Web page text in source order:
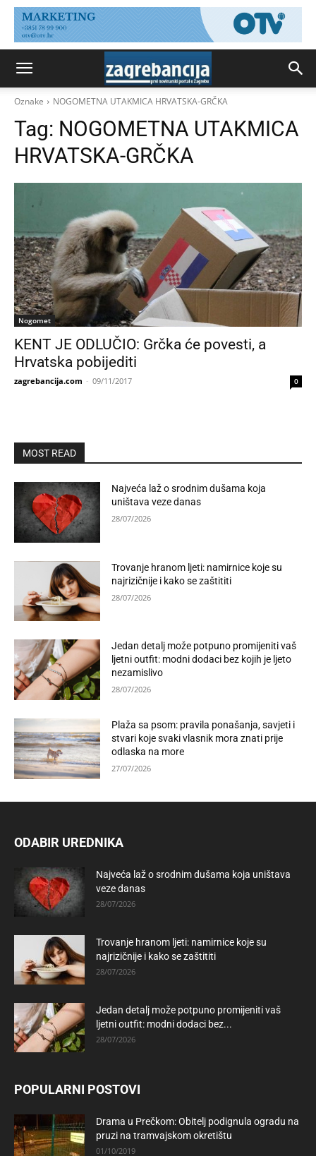
Oznake NOGOMETNA UTAKMICA HRVATSKA-GRČKA
Tag: NOGOMETNA UTAKMICA
HRVATSKA-GRČKA
Nogomet
KENT JE ODLUČIO: Grčka će povesti, a
Hrvatska pobijediti
zagrebancija.com - 09/11/2017 0
MOST READ
Najveća laž o srodnim dušama koja
uništava veze danas
28/07/2026
Trovanje hranom ljeti: namirnice koje su
najrizičnije i kako se zaštititi
28/07/2026
Jedan detalj može potpuno promijeniti vaš
ljetni outfit: modni dodaci bez kojih je ljeto
nezamislivo
28/07/2026
Plaža sa psom: pravila ponašanja, savjeti i
stvari koje svaki vlasnik mora znati prije
odlaska na more
27/07/2026
ODABIR UREDNIKA
Najveća laž o srodnim dušama koja uništava
veze danas
28/07/2026
Trovanje hranom ljeti: namirnice koje su
najrizičnije i kako se zaštititi
28/07/2026
Jedan detalj može potpuno promijeniti vaš
ljetni outfit: modni dodaci bez...
28/07/2026
POPULARNI POSTOVI
Drama u Prečkom: Obitelj podignula ogradu na
pruzi na tramvajskom okretištu
01/10/2019